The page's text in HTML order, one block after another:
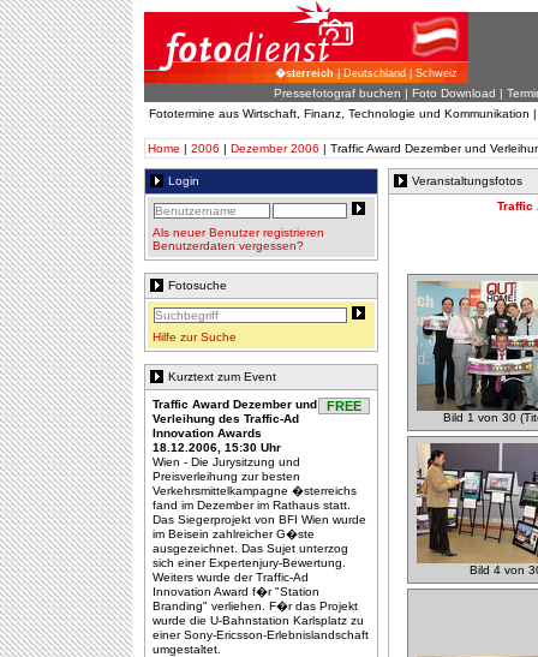
�sterreich| Deutschland | Schweiz
Pressefotograf buchen | Foto Download |
Fototermine aus Wirtschaft, Finanz, Technologie und Kommunikation
Home | 2006 | Dezember 2006 | Traffic Award Dezember und
Login
Als neuer Benutzer registrieren
Benutzerdaten vergessen?
Fotosuche
Hilfe zur Suche
Kurztext zum Event
FREE
Traffic Award Dezember und
Verleihung des Traffic-Ad
Innovation Awards
18.12.2006, 15:30 Uhr
Wien - Die Jurysitzung und
Preisverleihung zur besten
Verkehrsmittelkampagne �sterreichs
fand im Dezember im Rathaus statt.
Das Siegerprojekt von BFI Wien wurde
im Beisein zahlreicher G�ste
ausgezeichnet. Das Sujet unterzog
sich einer Expertenjury-Bewertung.
Weiters wurde der Traffic-Ad
Innovation Award f�r "Station
Branding" verliehen. F�r das Projekt
wurde die U-Bahnstation Karlsplatz zu
einer Sony-Ericsson-Erlebnislandschaft
umgestaltet.
Veranstaltungsfotos
Traffic
Bild 1 von 30
Bild 4 von